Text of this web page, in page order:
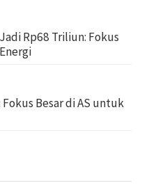
Rp68 Triliun: Fokus
Besar di AS untuk